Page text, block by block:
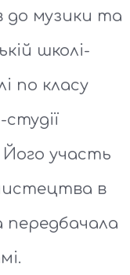
до музики та
школі-
по класу
участь
в